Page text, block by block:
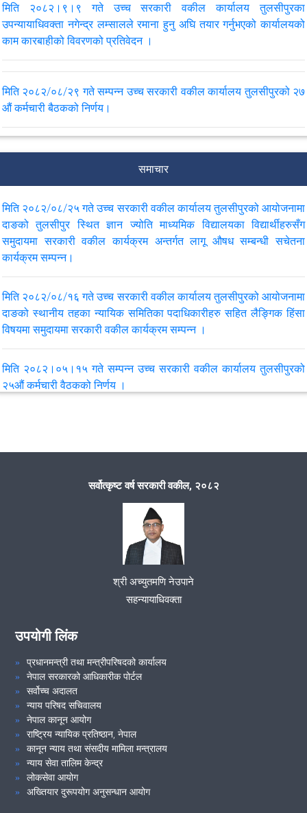
मिति २०८२।९।९ गते उच्च सरकारी वकील कार्यालय तुलसीपुरका
उपन्यायाधिवक्ता नगेन्द्र लम्सालले रमाना हुनु अघि तयार गर्नुभएको कार्यालयको
काम कारबाहीको विवरणको प्रतिवेदन ।
मिति २०८२/०८/२९ गते सम्‍पन्‍न उच्‍च सरकारी वकील कार्यालय तुलसीपुरको २७
‍औं कर्मचारी बैठकको निर्णय।
ज्ञान ज्योति माध्यामिक विद्यालय तुलसीपुरको कक्षा ११ र १२ का विद्यार्थीहरु बीच
मिति २०८२/०८/१६ गते उच्च सरकारी वकील कार्यालय तुलसीपुरको आयोजनामा
स्थानीय तहका न्यायिक समितिका पदाधिकारीहरुसँग सम्‍पन्‍न समुदायमा सरकारी
वकील कार्यक्रम अन्तर्गत लैंगिक हिंसा सम्बन्धी कानूनी सचेतना अन्‍तरक्रिया
मिति २०८२/०६/२७ गते सम्पन्न उच्च सरकारी वकील कार्यालय तुलसीपुरको २६
औँ कर्मचारी बैठकको निर्णय
मिति २०८२/६/२७ गते सम्‍पन्‍न उच्च सरकारी वकील कार्यालय तुलसीपुर र
मातहत जिल्ला सरकारी वकील कार्यालय दाङका सरकारी वकील बीचको पहिलो
मिति २०८२।०५।१९ गते सम्पन्न उच्च सरकारी वकील कार्यालय तुलसीपुर
मिति २०८२।०५।१५ गते सम्पन्न उच्च सरकारी वकील कार्यालय तुलसीपुरको
समाचार
मिति २०८२/०८/२५ गते उच्‍च सरकारी वकील कार्यालय तुलसीपुरको आयोजनामा
दाङको तुलसीपुर स्थित ज्ञान ज्योति माध्‍यमिक विद्यालयका विद्यार्थीहरुसँग
समुदायमा सरकारी वकील कार्यक्रम अन्तर्गत लागू औषध सम्‍बन्‍धी सचेतना
कार्यक्रम सम्‍पन्‍न।
मिति २०८२/०८/१६ गते उच्च सरकारी वकील कार्यालय तुलसीपुरको आयोजनामा
दाङको स्थानीय तहका न्यायिक समितिका पदाधिकारीहरु सहित लैङ्गिक हिंसा
विषयमा समुदायमा सरकारी वकील कार्यक्रम सम्पन्न ।
मिति २०८२।०५।१५ गते सम्पन्न उच्च सरकारी वकील कार्यालय तुलसीपुरको
२५औं कर्मचारी वैठकको निर्णय ।
२०८२।०२।०४ स्थानिय समुदाय तथा बिद्यार्थीहरु बीच समुदायमा सरकारी
मिति २०८१।०९।०८ गते सम्पन्न उच्च सरकारी वकील कार्यालय तुलसीपुर
तहको समन्वय समितिको वैठकको निर्णय ।
मिति २०८१।०५।२६ गते सम्पन्न उच्च सरकारी वकील कार्यालय तुलसीपुरको
कर्मचारी वैठकको निर्णय ।
सहन्यायाधिवक्ता श्री मोहन सागर बश्यालज्यूको बिदाई तथा फेरी भटौला
कार्यक्रम २०८१/०३/२०
स्थानिय समुदाय, नागरिक समाज, जनप्रतिनिधि तथा सरोकारवालाहरु बीच
अन्तरक्रिया कार्यक्रम सम्पन्न ...... (२०८१।०३।१४)
सर्वोत्कृष्ट वर्ष सरकारी वकील, २०८२
श्री अच्युतमणि नेउपाने
सहन्यायाधिवक्ता
उपयोगी लिंक
प्रधानमन्त्री तथा मन्त्रीपरिषदको कार्यालय
नेपाल सरकारको आधिकारीक पोर्टल
सर्वोच्च अदालत
न्याय परिषद सचिवालय
नेपाल कानून आयोग
राष्ट्रिय न्यायिक प्रतिष्ठान, नेपाल
कानून न्याय तथा संसदीय मामिला मन्त्रालय
न्याय सेवा तालिम केन्द्र
लोकसेवा आयोग
अख्तियार दुरूपयोग अनुसन्धान आयोग